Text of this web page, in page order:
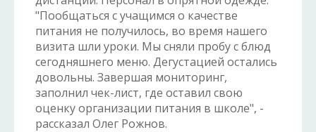
"Пообщаться с учащимся о качестве
питания не получилось, во время нашего
визита шли уроки. Мы сняли пробу с блюд
сегодняшнего меню. Дегустацией остались
довольны. Завершая мониторинг,
заполнил чек-лист, где оставил свою
оценку организации питания в школе", -
рассказал Олег Рожнов.